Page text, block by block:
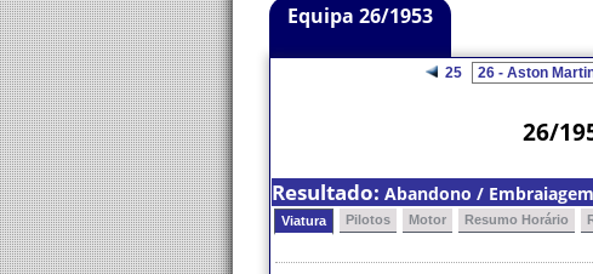
Equipa 26/1953
25
26/
Resultado: Abandono /
Viatura Pilotos Motor Resumo Horário